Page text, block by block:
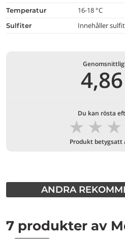
temperatur 16-18 °C
Sulfiter Innehåller
4,86
Du kan rösta
★
★
★
Produkt betygsatt
ANDRA
7 produkter av